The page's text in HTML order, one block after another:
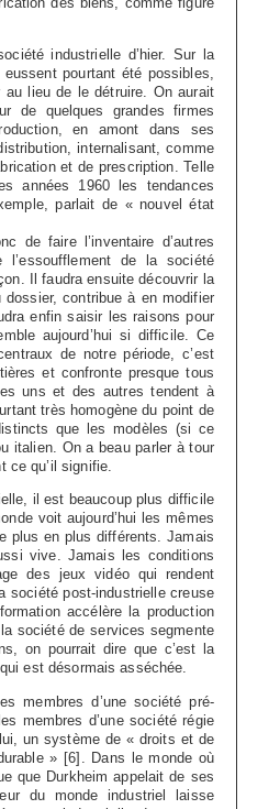
industrielle d’hier. Sur la
pourtant été possibles,
au lieu de le détruire. On aurait
de quelques grandes firmes
en amont dans ses
internalisant, comme
et de prescription. Telle
années 1960 les tendances
parlait de « nouvel état
de faire l’inventaire d’autres
de la société
Il faudra ensuite découvrir la
contribue à en modifier
enfin saisir les raisons pour
aujourd’hui si difficile. Ce
de notre période, c’est
et confronte presque tous
uns et des autres tendent à
très homogène du point de
que les modèles (si ce
italien. On a beau parler à tour
ce qu’il signifie.
il est beaucoup plus difficile
voit aujourd’hui les mêmes
plus en plus différents. Jamais
vive. Jamais les conditions
des jeux vidéo qui rendent
société post-industrielle creuse
accélère la production
société de services segmente
on pourrait dire que c’est la
est désormais asséchée.
membres d’une société pré-
membres d’une société régie
un système de « droits et de
» [6]
. Dans le monde où
que Durkheim appelait de ses
du monde industriel laisse